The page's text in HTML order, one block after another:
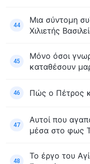
44
Μια σύντομη
Χιλιετής
45
Μόνο όσοι
καταθέσουν
46 Πώς ο Πέτρος
47
Αυτοί που
μέσα στο φως
48
Το έργο του